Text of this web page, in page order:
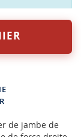
de jambe de